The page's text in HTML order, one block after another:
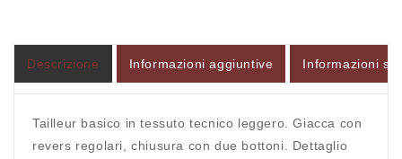
CASALI CASALI
Descrizione Informazioni aggiuntive Informazioni
Tailleur basico in tessuto tecnico leggero. Giacca con
revers regolari, chiusura con due bottoni. Dettaglio